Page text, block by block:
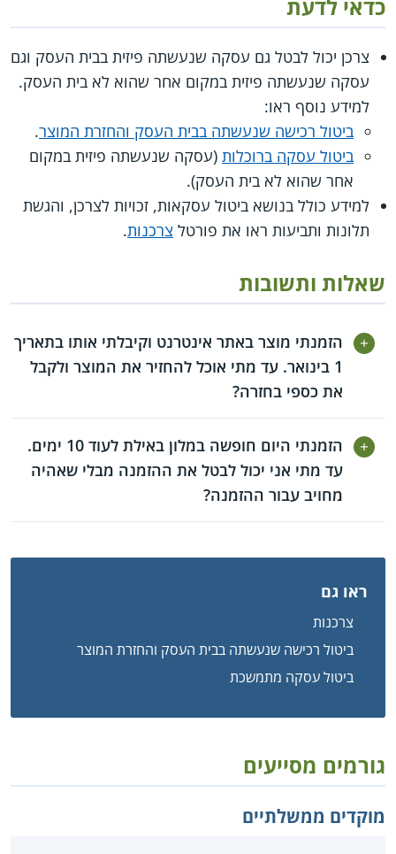
כדאי לדעת
צרכן יכול לבטל גם עסקה שנעשתה פיזית בבית העסק וגם
עסקה שנעשתה פיזית במקום אחר שהוא לא בית העסק.
למידע נוסף ראו:
ביטול רכישה שנעשתה בבית העסק והחזרת המוצר.
ביטול עסקה ברוכלות (עסקה שנעשתה פיזית במקום
אחר שהוא לא בית העסק).
למידע כולל בנושא ביטול עסקאות, זכויות לצרכן, והגשת
תלונות ותביעות ראו את פורטל צרכנות.
שאלות ותשובות
הזמנתי מוצר באתר אינטרנט וקיבלתי אותו בתאריך
1 בינואר. עד מתי אוכל להחזיר את המוצר ולקבל
את כספי בחזרה?
הזמנתי היום חופשה במלון באילת לעוד 10 ימים.
עד מתי אני יכול לבטל את ההזמנה מבלי שאהיה
מחויב עבור ההזמנה?
ראו גם
צרכנות
ביטול רכישה שנעשתה בבית העסק והחזרת המוצר
ביטול עסקה מתמשכת
גורמים מסייעים
מוקדים ממשלתיים